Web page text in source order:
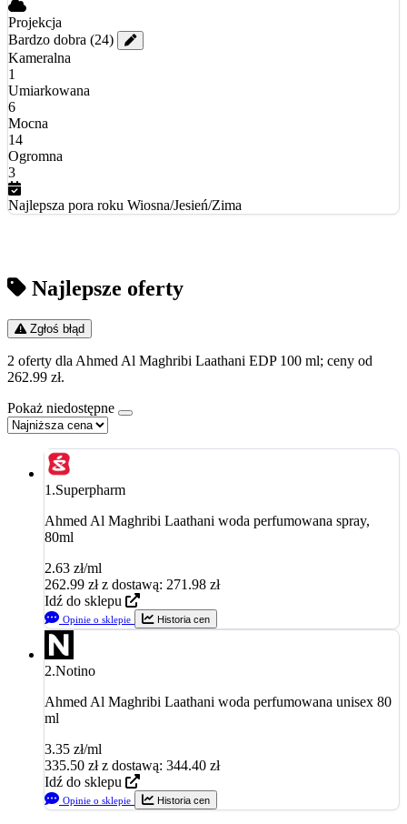
Projekcja
Bardzo dobra (24)
Kameralna
1
Umiarkowana
6
Mocna
14
Ogromna
3
Najlepsza pora roku Wiosna/Jesień/Zima
Najlepsze oferty
Zgłoś błąd
2 oferty dla Ahmed Al Maghribi Laathani EDP 100 ml; ceny od
262.99 zł.
Pokaż niedostępne
1.Superpharm
Ahmed Al Maghribi Laathani woda perfumowana spray,
80ml
2.63 zł/ml
262.99 zł z dostawą: 271.98 zł
Idź do sklepu
Opinie o sklepie Historia cen
2.Notino
Ahmed Al Maghribi Laathani woda perfumowana unisex 80
ml
3.35 zł/ml
335.50 zł z dostawą: 344.40 zł
Idź do sklepu
Opinie o sklepie Historia cen